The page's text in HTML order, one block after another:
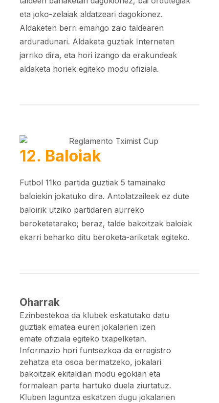
eta joko-zelaiak aldatzeari dagokionez.
Aldaketen berri emango zaio taldearen
arduradunari. Aldaketa guztiak Interneten
jarriko dira, eta hori izango da erakundeak
aldaketa horiek egiteko modu ofiziala.
12. Baloiak
Futbol 11ko partida guztiak 5 tamainako
baloiekin jokatuko dira. Antolatzaileek ez dute
baloirik utziko partidaren aurreko
beroketetarako; beraz, talde bakoitzak baloiak
ekarri beharko ditu beroketa-ariketak egiteko.
Oharrak
Ezinbestekoa da klubek eskatutako datu
guztiak ematea euren jokalarien izen
emate ofiziala egiteko txapelketan.
Informazio hori funtsezkoa da erregistro
zehatza eta osoa bermatzeko, jokalari
bakoitzak ekitaldian modu egokian eta
formalean parte hartuko duela ziurtatuz.
Kluben laguntza eskatzen dugu jokalarien